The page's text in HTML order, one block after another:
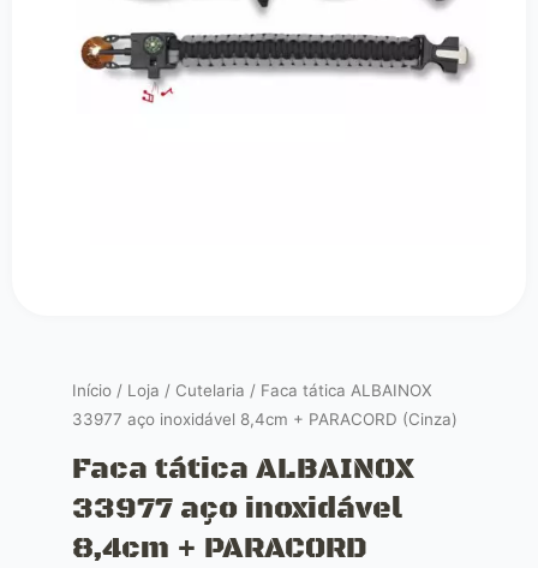
Início / Loja / Cutelaria / Faca tática ALBAINOX
33977 aço inoxidável 8,4cm + PARACORD (Cinza)
Faca tática ALBAINOX
33977 aço inoxidável
8,4cm + PARACORD